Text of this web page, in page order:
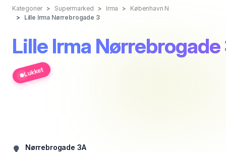
Kategorier Supermarked Irma
København N
Lille Irma Nørrebrogade 3
Lille Irma Nørrebrogade
Lukket
Nørrebrogade 3A